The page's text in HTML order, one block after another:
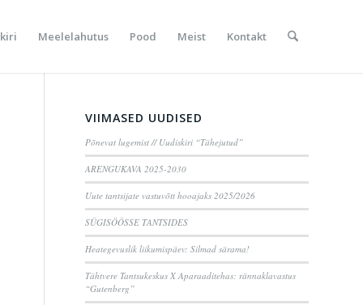
Meelelahutus Pood Meist Kontakt
VIIMASED UUDISED
Põnevat lugemist // Uudiskiri “Tähejutud”
ARENGUKAVA 2025-2030
Uute tantsijate vastuvõtt hooajaks 2025/2026
SÜGISÖÖSSE TANTSIDES
Heategevuslik liikumispäev: Silmad särama!
Tähtvere Tantsukeskus X Aparaaditehas: rännaklavastus
“Gutenberg”